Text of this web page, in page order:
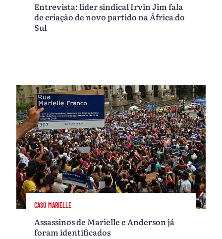
Entrevista: líder sindical Irvin Jim fala
de criação de novo partido na África do
Sul
CASO MARIELLE
Assassinos de Marielle e Anderson já
foram identificados